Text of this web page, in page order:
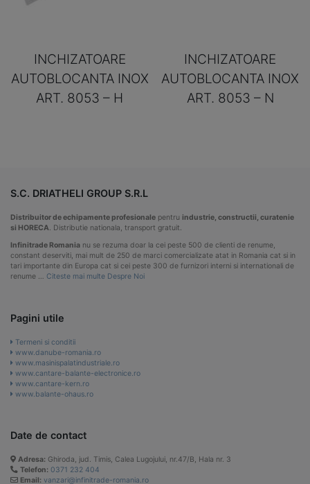
INCHIZATOARE
AUTOBLOCANTA INOX
ART. 8053 – H
INCHIZATOARE
AUTOBLOCANTA INOX
ART. 8053 – N
S.C. DRIATHELI GROUP S.R.L
Distribuitor de echipamente profesionale pentru industrie, constructii, curatenie
si HORECA. Distributie nationala, transport gratuit.
Infinitrade Romania nu se rezuma doar la cei peste 500 de clienti de renume,
constant deserviti, mai mult de 250 de marci comercializate atat in Romania cat si in
tari importante din Europa cat si cei peste 300 de furnizori interni si internationali de
renume … Citeste mai multe Despre Noi
Pagini utile
Termeni si conditii
www.danube-romania.ro
www.masinispalatindustriale.ro
www.cantare-balante-electronice.ro
www.cantare-kern.ro
www.balante-ohaus.ro
Date de contact
Adresa: Ghiroda, jud. Timis, Calea Lugojului, nr.47/B, Hala nr. 3
Telefon: 0371 232 404
Email: vanzari@infinitrade-romania.ro